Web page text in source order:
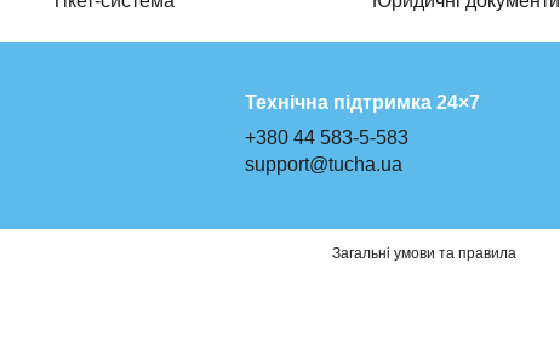
Технічна підтримка 24×7
+380 44 583-5-583
support@tucha.ua
Загальні умови та правила